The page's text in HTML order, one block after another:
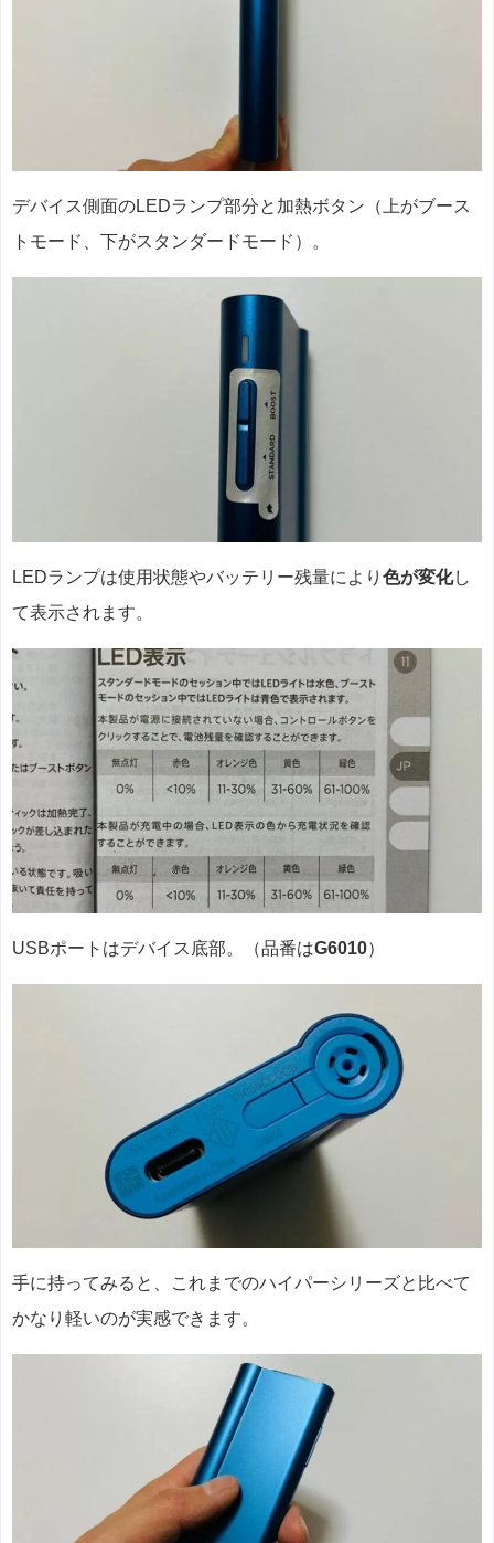
デバイス側面のLEDランプ部分と加熱ボタン（上がブース
トモード、下がスタンダードモード）。
LEDランプは使用状態やバッテリー残量により 色が変化し
て表示されます。
USBポートはデバイス底部。（品番はG6010）
手に持ってみると、これまでのハイパーシリーズと比べて
かなり軽いのが実感できます。